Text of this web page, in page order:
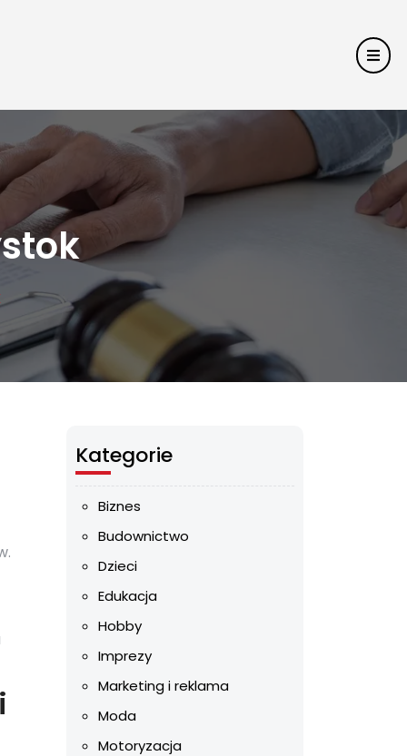
Kategorie
Biznes
Budownictwo
Dzieci
Edukacja
Hobby
Imprezy
Marketing i reklama
Moda
Motoryzacja